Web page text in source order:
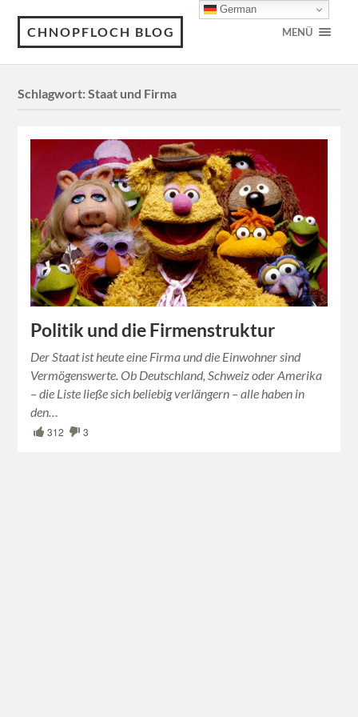
CHNOPFLOCH BLOG MENÜ
Schlagwort:Staat und Firma
Politik und die Firmenstruktur
Der Staat ist heute eine Firma und die Einwohner sind
Vermögenswerte. Ob Deutschland, Schweiz oder Amerika
– die Liste ließe sich beliebig verlängern – alle haben in
den…
312 3
German